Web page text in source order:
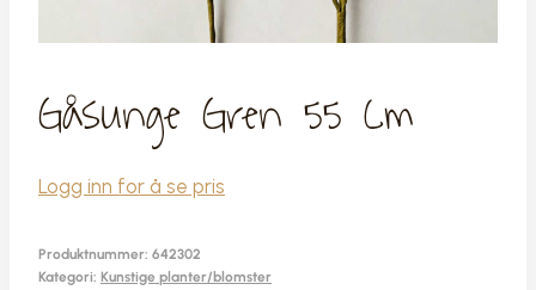
Gåsunge Gren 55 Cm
Logg inn for å se pris
Produktnummer: 642302
Kategori: Kunstige planter/blomster